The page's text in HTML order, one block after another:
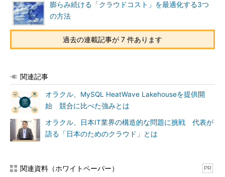
膨らみ続ける「クラウドコスト」を最適化する3つ
の方法
過去の連載記事が 7 件あります
関連記事
オラクル、MySQL HeatWave Lakehouseを提供開
始 競合に比べた強みとは
オラクル、日本IT業界の構造的な問題に挑戦 代表が
語る「日本のためのクラウド」とは
関連資料（ホワイトペーパー） PR